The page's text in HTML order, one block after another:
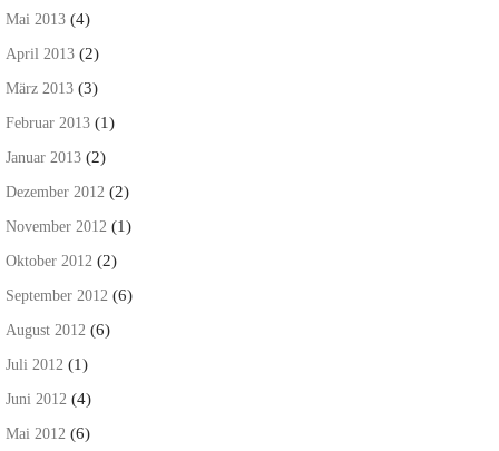
Mai 2013 (4)
April 2013 (2)
März 2013 (3)
Februar 2013 (1)
Januar 2013 (2)
Dezember 2012 (2)
November 2012 (1)
Oktober 2012 (2)
September 2012 (6)
August 2012 (6)
Juli 2012 (1)
Juni 2012 (4)
Mai 2012 (6)